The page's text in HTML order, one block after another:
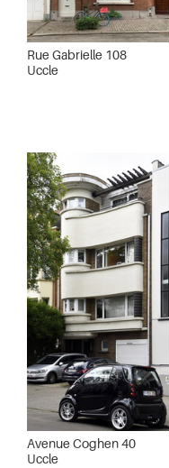
Rue Gabrielle 108
Uccle
Avenue Coghen 40
Uccle